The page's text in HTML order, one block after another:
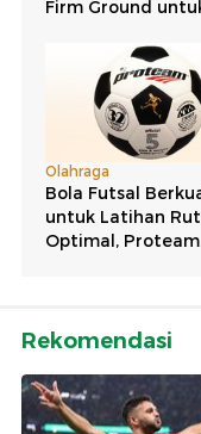
Rekomendasi